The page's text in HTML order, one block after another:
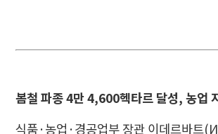
봄철 파종 4만 4,600헥타르 달성, 농업
식품·농업·경공업부 장관 이데르바트